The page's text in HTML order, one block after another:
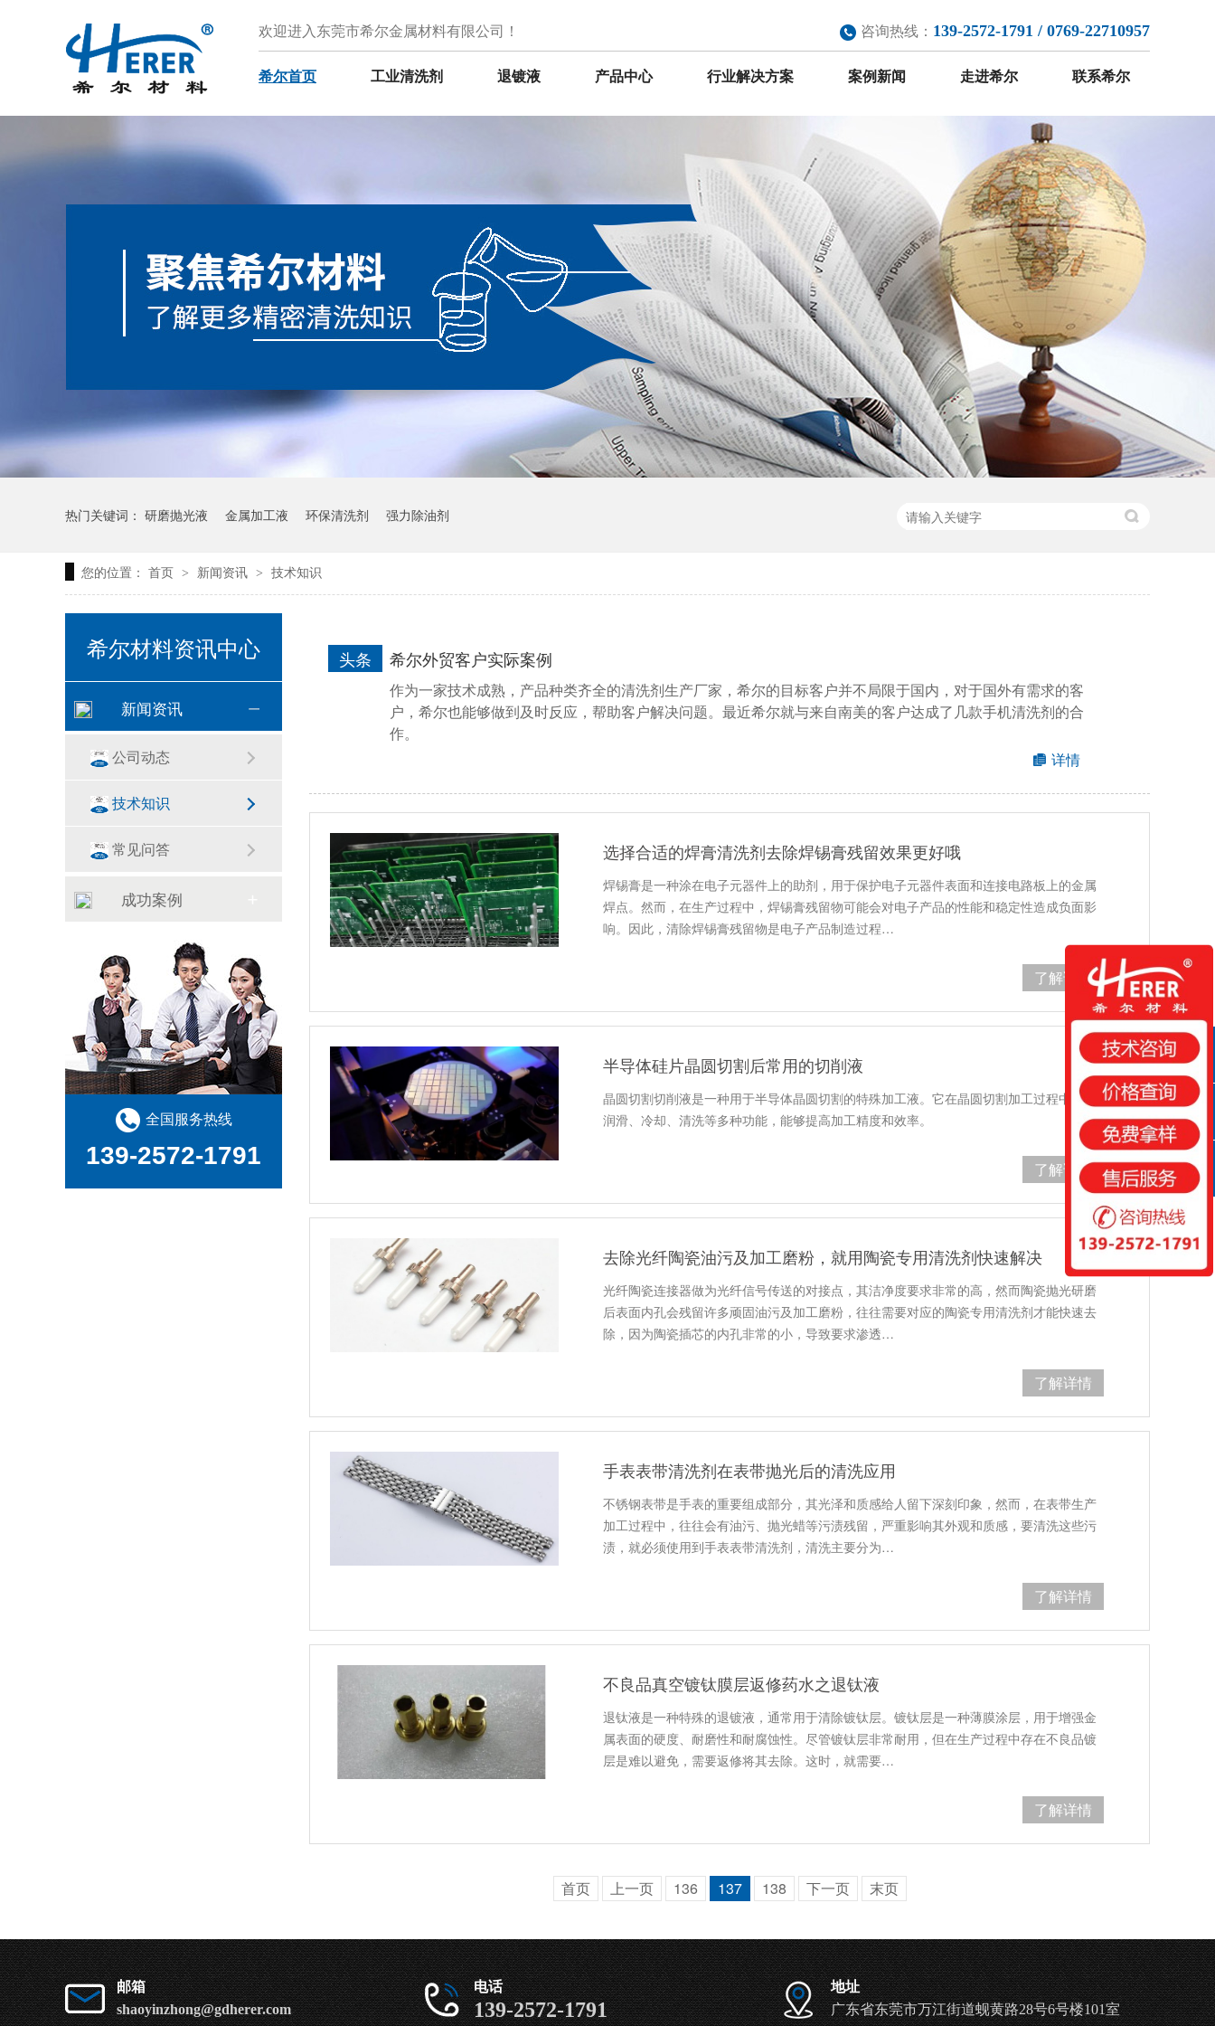
咨询热线： 139-2572-1791 / 0769-22710957
欢迎进入东莞市希尔金属材料有限公司！
希尔首页 工业清洗剂 退镀液 产品中心 行业解决方案 案例新闻 走进希尔 联系希尔
热门关键词： 研磨抛光液 金属加工液 环保清洗剂 强力除油剂
您的位置： 首页 > 新闻资讯 > 技术知识
希尔外贸客户实际案例
头条
作为一家技术成熟，产品种类齐全的清洗剂生产厂家，希尔的目标客户并不局限于国内，对于国外有需求的客
户，希尔也能够做到及时反应，帮助客户解决问题。最近希尔就与来自南美的客户达成了几款手机清洗剂的合
作。
详情
选择合适的焊膏清洗剂去除焊锡膏残留效果更好哦
焊锡膏是一种涂在电子元器件上的助剂，用于保护电子元器件表面和连接电路板上的金属
焊点。然而，在生产过程中，焊锡膏残留物可能会对电子产品的性能和稳定性造成负面影
响。因此，清除焊锡膏残留物是电子产品制造过程…
了解详情
半导体硅片晶圆切割后常用的切削液
晶圆切割切削液是一种用于半导体晶圆切割的特殊加工液。它在晶圆切割加工过程中起到
润滑、冷却、清洗等多种功能，能够提高加工精度和效率。
了解详情
去除光纤陶瓷油污及加工磨粉，就用陶瓷专用清洗剂快速解决
光纤陶瓷连接器做为光纤信号传送的对接点，其洁净度要求非常的高，然而陶瓷抛光研磨
后表面内孔会残留许多顽固油污及加工磨粉，往往需要对应的陶瓷专用清洗剂才能快速去
除，因为陶瓷插芯的内孔非常的小，导致要求渗透…
了解详情
手表表带清洗剂在表带抛光后的清洗应用
不锈钢表带是手表的重要组成部分，其光泽和质感给人留下深刻印象，然而，在表带生产
加工过程中，往往会有油污、抛光蜡等污渍残留，严重影响其外观和质感，要清洗这些污
渍，就必须使用到手表表带清洗剂，清洗主要分为…
了解详情
不良品真空镀钛膜层返修药水之退钛液
退钛液是一种特殊的退镀液，通常用于清除镀钛层。镀钛层是一种薄膜涂层，用于增强金
属表面的硬度、耐磨性和耐腐蚀性。尽管镀钛层非常耐用，但在生产过程中存在不良品镀
层是难以避免，需要返修将其去除。这时，就需要…
了解详情
首页 上一页 136 137 138 下一页 末页
希尔材料资讯中心
新闻资讯
公司动态
技术知识
常见问答
成功案例
全国服务热线
139-2572-1791
邮箱
shaoyinzhong@gdherer.com
电话
139-2572-1791
地址
广东省东莞市万江街道蚬黄路28号6号楼101室
QQ咨询
咨询热线
扫一扫